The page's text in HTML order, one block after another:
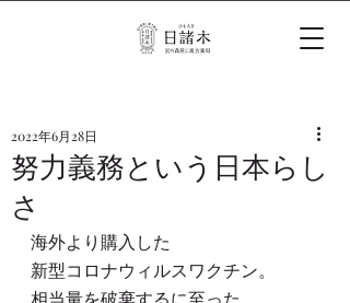
努力義務という日本らし
さ
2022年6月28日
海外より購入した
新型コロナウィルスワクチン。
相当量を破棄するに至った